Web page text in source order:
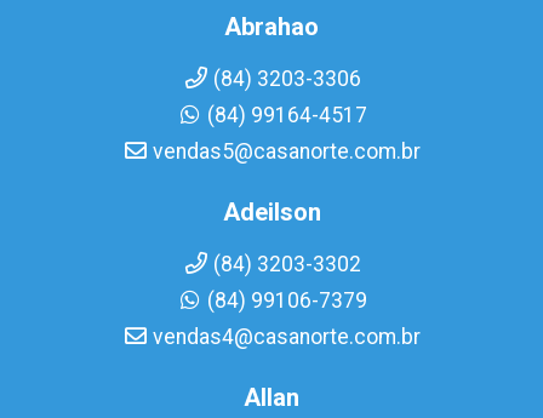
Abrahao
(84) 3203-3306
(84) 99164-4517
vendas5@casanorte.com.br
Adeilson
(84) 3203-3302
(84) 99106-7379
vendas4@casanorte.com.br
Allan